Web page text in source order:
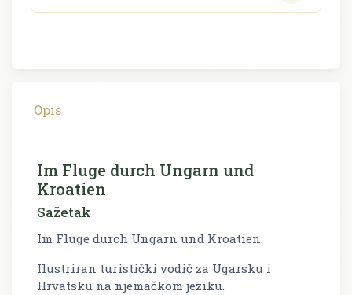
Opis
Im Fluge durch Ungarn und
Kroatien
Sažetak
Im Fluge durch Ungarn und Kroatien
Ilustriran turistički vodič za Ugarsku i
Hrvatsku na njemačkom jeziku.